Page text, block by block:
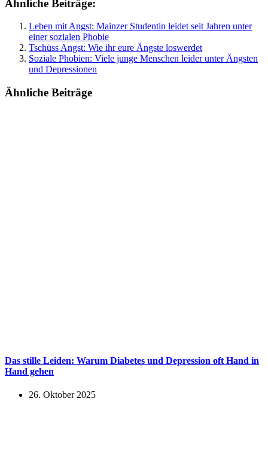
Ähnliche Beiträge:
Leben mit Angst: Mainzer Studentin leidet seit Jahren unter
einer sozialen Phobie
Tschüss Angst: Wie ihr eure Ängste loswerdet
Soziale Phobien: Viele junge Menschen leider unter Ängsten
und Depressionen
Ähnliche Beiträge
Das stille Leiden: Warum Diabetes und Depression oft Hand in
Hand gehen
26. Oktober 2025